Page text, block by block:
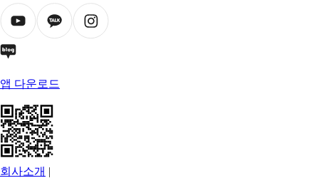
앱 다운로드
회사소개 |